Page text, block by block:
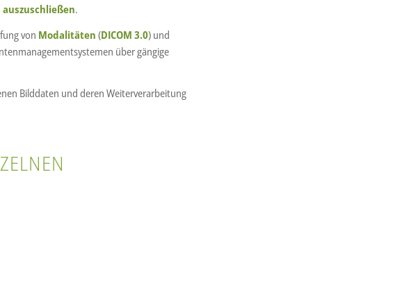
.
von Modalitäten (DICOM 3.0) und
über gängige
Bilddaten und deren Weiterverarbeitung